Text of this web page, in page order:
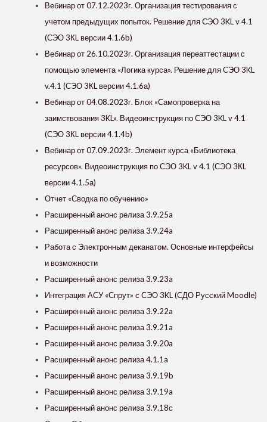
Вебинар от 07.12.2023г. Организация тестирования с
учетом предыдущих попыток. Решение для СЭО 3KL v 4.1
(СЭО 3КL версии 4.1.6b)
Вебинар от 26.10.2023г. Организация переаттестации с
помощью элемента «Логика курса». Решение для СЭО 3KL
v.4.1 (СЭО 3КL версии 4.1.6а)
Вебинар от 04.08.2023г. Блок «‎Самопроверка на
заимствования 3KL»‎. Видеоинструкция по СЭО 3KL v 4.1
(СЭО 3КL версии 4.1.4b)
Вебинар от 07.09.2023г. Элемент курса «‎Библиотека
ресурсов»‎. Видеоинструкция по СЭО 3KL v 4.1 (СЭО 3КL
версии 4.1.5а)
Отчет «Сводка по обучению»
Расширенный анонс релиза 3.9.25a
Расширенный анонс релиза 3.9.24a
Работа с Электронным деканатом. Основные интерфейсы
и возможности
Расширенный анонс релиза 3.9.23a
Интеграция АСУ «Спрут» с СЭО 3KL (СДО Русский Moodle)
Расширенный анонс релиза 3.9.22a
Расширенный анонс релиза 3.9.21a
Расширенный анонс релиза 3.9.20a
Расширенный анонс релиза 4.1.1a
Расширенный анонс релиза 3.9.19b
Расширенный анонс релиза 3.9.19a
Расширенный анонс релиза 3.9.18с